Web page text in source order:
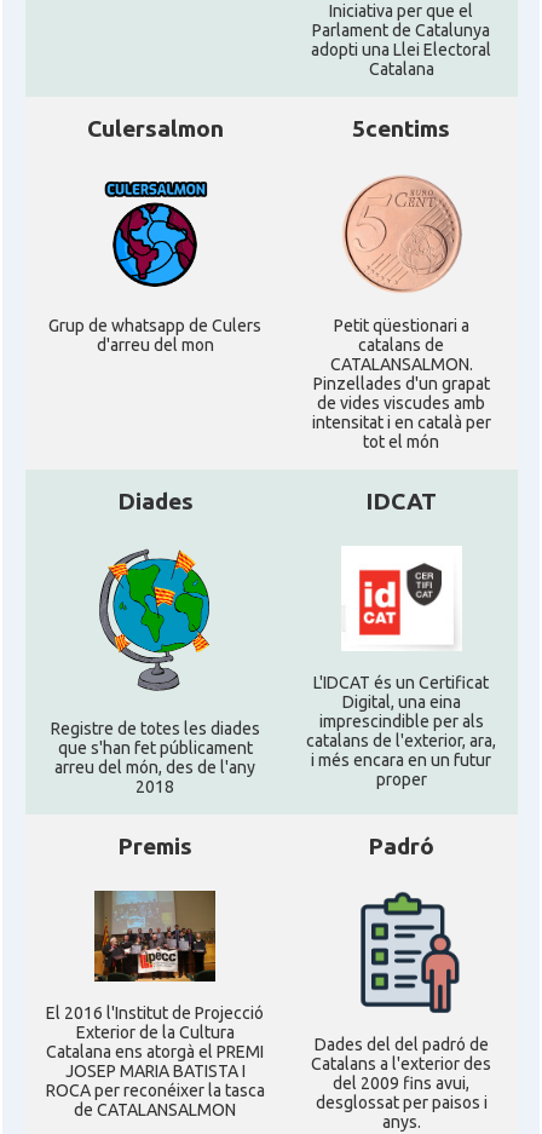
Iniciativa per que el
Parlament de Catalunya
adopti una Llei Electoral
Catalana
Culersalmon
Grup de whatsapp de Culers
d'arreu del mon
5centims
Petit qüestionari a
catalans de
CATALANSALMON.
Pinzellades d'un grapat
de vides viscudes amb
intensitat i en català per
tot el món
Diades
Registre de totes les diades
que s'han fet públicament
arreu del món, des de l'any
2018
IDCAT
L'IDCAT és un Certificat
Digital, una eina
imprescindible per als
catalans de l'exterior, ara,
i més encara en un futur
proper
Premis
El 2016 l'Institut de Projecció
Exterior de la Cultura
Catalana ens atorgà el PREMI
JOSEP MARIA BATISTA I
ROCA per reconéixer la tasca
de CATALANSALMON
Padró
Dades del del padró de
Catalans a l'exterior des
del 2009 fins avui,
desglossat per paisos i
anys.